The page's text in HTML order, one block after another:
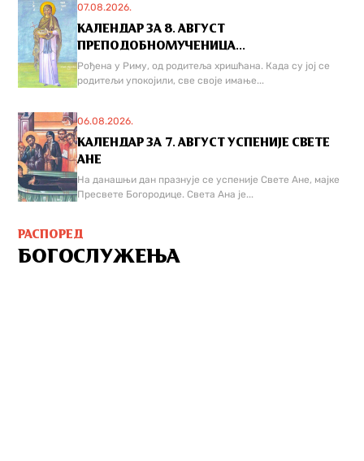
07.08.2026.
КАЛЕНДАР ЗА 8. АВГУСТ
ПРЕПОДОБНОМУЧЕНИЦА...
Рођена у Риму, од родитеља хришћана. Када су јој се
родитељи упокојили, све своје имање...
06.08.2026.
КАЛЕНДАР ЗА 7. АВГУСТ УСПЕНИЈЕ СВЕТЕ
АНЕ
На данашњи дан празнује се успеније Свете Ане, мајке
Пресвете Богородице. Света Ана је...
РАСПОРЕД
БОГОСЛУЖЕЊА